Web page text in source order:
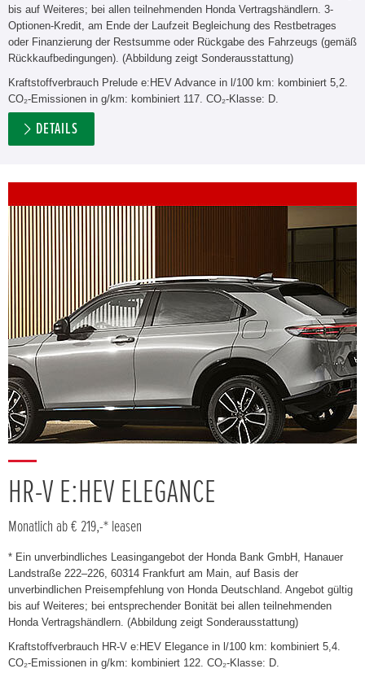
bis auf Weiteres; bei allen teilnehmenden Honda Vertragshändlern. 3-
Optionen-Kredit, am Ende der Laufzeit Begleichung des Restbetrages
oder Finanzierung der Restsumme oder Rückgabe des Fahrzeugs (gemäß
Rückkaufbedingungen). (Abbildung zeigt Sonderausstattung)
Kraftstoffverbrauch Prelude e:HEV Advance in l/100 km: kombiniert 5,2.
CO₂-Emissionen in g/km: kombiniert 117. CO₂-Klasse: D.
DETAILS
HR-V E:HEV ELEGANCE
Monatlich ab € 219,-* leasen
* Ein unverbindliches Leasingangebot der Honda Bank GmbH, Hanauer
Landstraße 222–226, 60314 Frankfurt am Main, auf Basis der
unverbindlichen Preisempfehlung von Honda Deutschland. Angebot gültig
bis auf Weiteres; bei entsprechender Bonität bei allen teilnehmenden
Honda Vertragshändlern. (Abbildung zeigt Sonderausstattung)
Kraftstoffverbrauch HR-V e:HEV Elegance in l/100 km: kombiniert 5,4.
CO₂-Emissionen in g/km: kombiniert 122. CO₂-Klasse: D.